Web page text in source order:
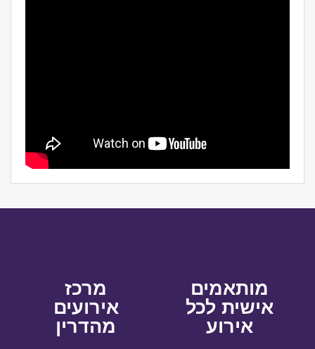
מותאמים
אישית לכל
אירוע
מרכז
אירועים
מהדרין